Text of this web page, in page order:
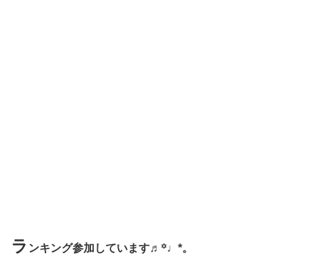
ラ ンキング参加しています♬꙳♩*。